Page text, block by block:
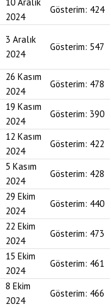
2024
Gösterim: 424
3 Aralık
2024
Gösterim: 547
26 Kasım
2024
Gösterim: 478
19 Kasım
2024
Gösterim: 390
12 Kasım
2024
Gösterim: 422
5 Kasım
2024
Gösterim: 428
29 Ekim
2024
Gösterim: 440
22 Ekim
2024
Gösterim: 473
15 Ekim
2024
Gösterim: 461
8 Ekim
2024
Gösterim: 466